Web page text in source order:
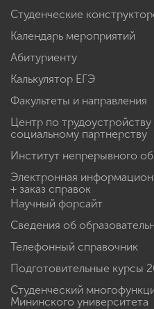
Студенческие
Календарь мероприятий
Абитуриенту
Калькулятор ЕГЭ
Факультеты и направления
Центр по
социальному партнерству
Институт непрерывного
Электронная
+ заказ справок
Научный форсайт
Сведения об
Телефонный справочник
Подготовительные курсы
Студенческий
Мининского университета